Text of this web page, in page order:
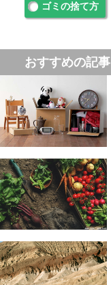
ゴミの捨て方
おすすめの記事